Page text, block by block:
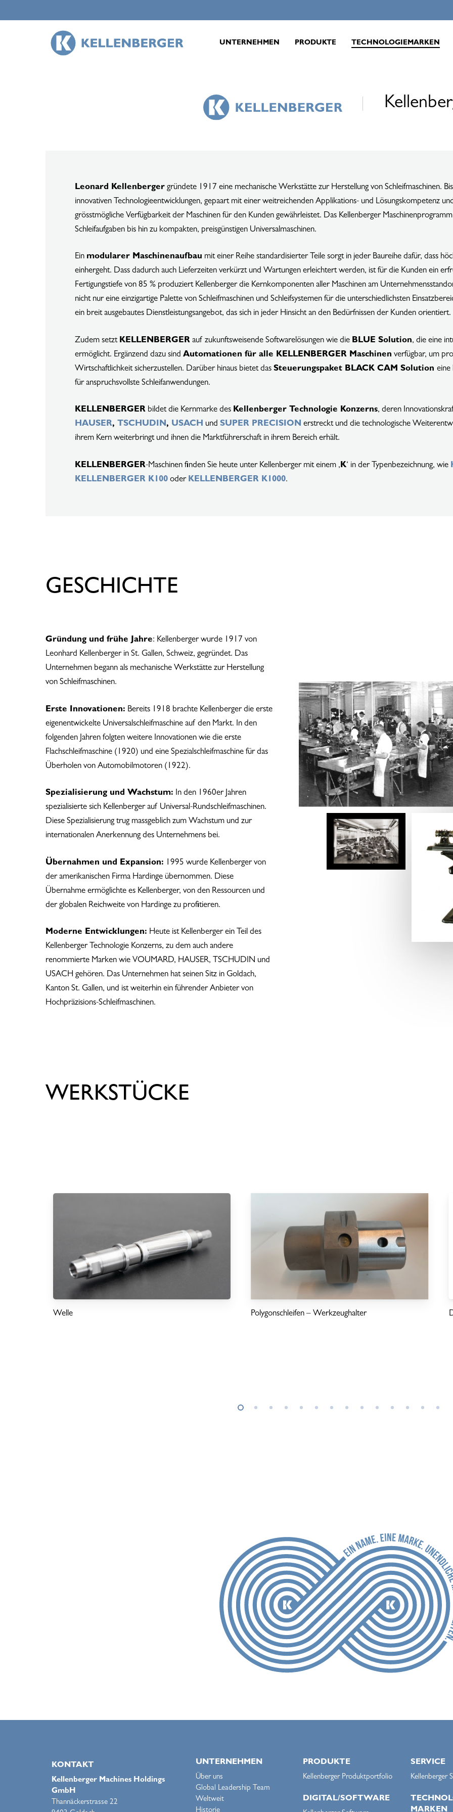
to
UNTERNEHMEN PRODUKTE TECHNOLOGIEMARKEN
Leonard Kellenberger gründete 1917 eine mechanische Werkstätte zur Herstellung von Schleifmaschinen.
innovativen Technologieentwicklungen, gepaart mit einer weitreichenden Applikations- und Lösungskompetenz
grösstmögliche Verfügbarkeit der Maschinen für den Kunden gewährleistet. Das Kellenberger
Schleifaufgaben bis hin zu kompakten, preisgünstigen Universalmaschinen.
Ein modularer Maschinenaufbau mit einer Reihe standardisierter Teile sorgt in jeder Baureihe dafür, dass
einhergeht. Dass dadurch auch Lieferzeiten verkürzt und Wartungen erleichtert werden, ist für die Kunden ein
Fertigungstiefe von 85 % produziert Kellenberger die Kernkomponenten aller Maschinen am
nicht nur eine einzigartige Palette von Schleifmaschinen und Schleifsystemen für die unterschiedlichsten
ein breit ausgebautes Dienstleistungsangebot, das sich in jeder Hinsicht an den Bedürfnissen der Kunden orientiert.
Zudem setzt KELLENBERGER auf zukunftsweisende Softwarelösungen wie die BLUE Solution, die eine
ermöglicht. Ergänzend dazu sindAutomationen für alle KELLENBERGER Maschinen verfügbar, um
Wirtschaftlichkeit sicherzustellen. Darüber hinaus bietet dasSteuerungspaket BLACK CAM Solutioneine
für anspruchsvollste Schleifanwendungen.
KELLENBERGER bildet die Kernmarke des Kellenberger Technologie Konzerns, deren
HAUSER, TSCHUDIN, USACH undSUPER PRECISION erstreckt und die technologische
ihrem Kern weiterbringt und ihnen die Marktführerschaft in ihrem Bereich erhält.
KELLENBERGER-Maschinen finden Sie heute unter Kellenberger mit einem ‚K‘ in der Typenbezeichnung, wie
KELLENBERGER K100 oder KELLENBERGER K1000.
GESCHICHTE
Gründung und frühe Jahre: Kellenberger wurde 1917 von
Leonhard Kellenberger in St. Gallen, Schweiz, gegründet. Das
Unternehmen begann als mechanische Werkstätte zur Herstellung
von Schleifmaschinen.
Erste Innovationen: Bereits 1918 brachte Kellenberger die erste
eigenentwickelte Universalschleifmaschine auf den Markt. In den
folgenden Jahren folgten weitere Innovationen wie die erste
Flachschleifmaschine (1920) und eine Spezialschleifmaschine für das
Überholen von Automobilmotoren (1922).
Spezialisierung und Wachstum: In den 1960er Jahren
spezialisierte sich Kellenberger auf Universal-Rundschleifmaschinen.
Diese Spezialisierung trug massgeblich zum Wachstum und zur
internationalen Anerkennung des Unternehmens bei.
Übernahmen und Expansion: 1995 wurde Kellenberger von
der amerikanischen Firma Hardinge übernommen. Diese
Übernahme ermöglichte es Kellenberger, von den Ressourcen und
der globalen Reichweite von Hardinge zu profitieren.
Moderne Entwicklungen: Heute ist Kellenberger ein Teil des
Kellenberger Technologie Konzerns, zu dem auch andere
renommierte Marken wie VOUMARD, HAUSER, TSCHUDIN und
USACH gehören. Das Unternehmen hat seinen Sitz in Goldach,
Kanton St. Gallen, und ist weiterhin ein führender Anbieter von
Hochpräzisions-Schleifmaschinen.
WERKSTÜCKE
Polygonschleifen – Werkzeughalter
Welle
KONTAKT
Kellenberger Machines Holdings
GmbH
Thannäckerstrasse 22
UNTERNEHMEN
Über uns
Global Leadership Team
Weltweit
PRODUKTE
Kellenberger Produktportfolio
DIGITAL/SOFTWARE
SERVICE
Kellenberger
MARKEN